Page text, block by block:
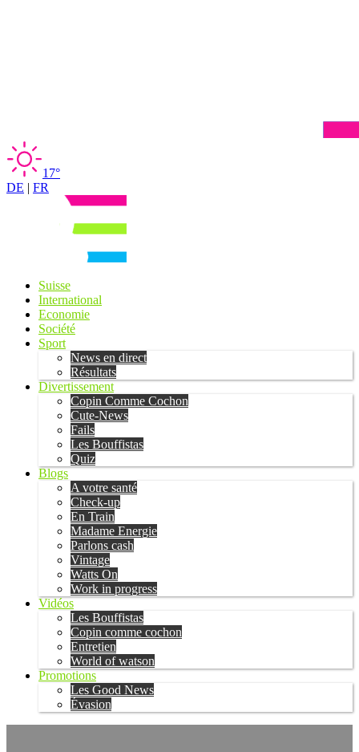
17°
DE | FR
Suisse
International
Economie
Société
Sport
News en direct
Résultats
Divertissement
Copin Comme Cochon
Cute-News
Fails
Les Bouffistas
Quiz
Blogs
A votre santé
Check-up
En Train
Madame Energie
Parlons cash
Vintage
Watts On
Work in progress
Vidéos
Les Bouffistas
Copin comme cochon
Entretien
World of watson
Promotions
Les Good News
Évasion